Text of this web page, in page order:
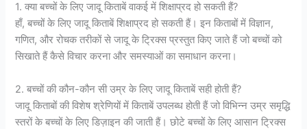
1. क्या बच्चों के लिए जादू किताबें वाकई में शिक्षाप्रद हो सकती हैं?
हाँ, बच्चों के लिए जादू किताबें शिक्षाप्रद हो सकती हैं। इन किताबों में विज्ञान,
गणित, और रोचक तरीकों से जादू के ट्रिक्स प्रस्तुत किए जाते हैं जो बच्चों को
सिखाते हैं कैसे विचार करना और समस्याओं का समाधान करना।
2. बच्चों की कौन-कौन सी उम्र के लिए जादू किताबें सही होती हैं?
जादू किताबों की विशेष श्रेणियों में किताबें उपलब्ध होती हैं जो विभिन्न उम्र समृद्धि
स्तरों के बच्चों के लिए डिज़ाइन की जाती हैं। छोटे बच्चों के लिए आसान ट्रिक्स